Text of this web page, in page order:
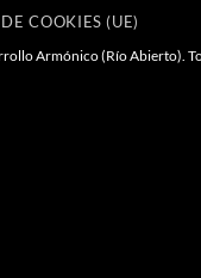
COOKIES (UE)
Armónico (Río Abierto).